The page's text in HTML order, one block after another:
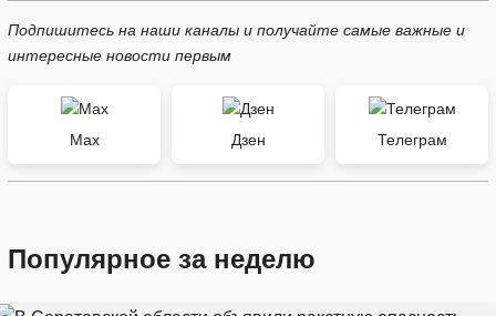
Подпишитесь на наши каналы и получайте самые важные и
интересные новости первым
Max Дзен Телеграм
Популярное за неделю